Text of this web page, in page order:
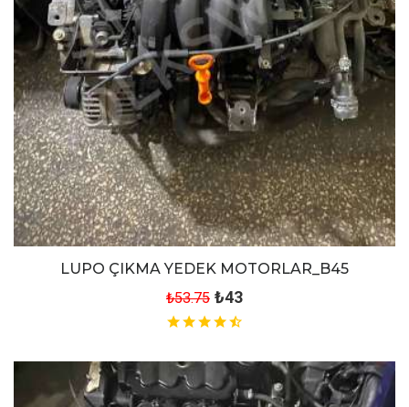
LUPO ÇIKMA YEDEK MOTORLAR_B45
₺53.75 ₺43